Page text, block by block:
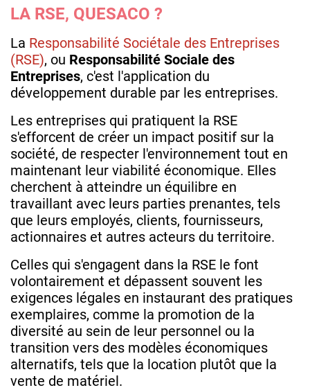
LA RSE, QUESACO ?
La Responsabilité Sociétale des Entreprises
(RSE), ou Responsabilité Sociale des
Entreprises, c'est l'application du
développement durable par les entreprises.
Les entreprises qui pratiquent la RSE
s'efforcent de créer un impact positif sur la
société, de respecter l'environnement tout en
maintenant leur viabilité économique. Elles
cherchent à atteindre un équilibre en
travaillant avec leurs parties prenantes, tels
que leurs employés, clients, fournisseurs,
actionnaires et autres acteurs du territoire.
Celles qui s'engagent dans la RSE le font
volontairement et dépassent souvent les
exigences légales en instaurant des pratiques
exemplaires, comme la promotion de la
diversité au sein de leur personnel ou la
transition vers des modèles économiques
alternatifs, tels que la location plutôt que la
vente de matériel.